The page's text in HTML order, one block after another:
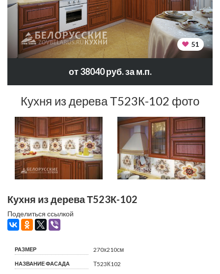
51
от 38040 руб. за м.п.
Кухня из дерева Т523К-102 фото
Кухня из дерева Т523К-102
Поделиться ссылкой
РАЗМЕР 270х210см
НАЗВАНИЕ ФАСАДА Т523К102